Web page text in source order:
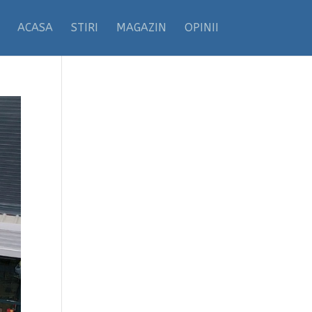
ACASA STIRI MAGAZIN OPINII